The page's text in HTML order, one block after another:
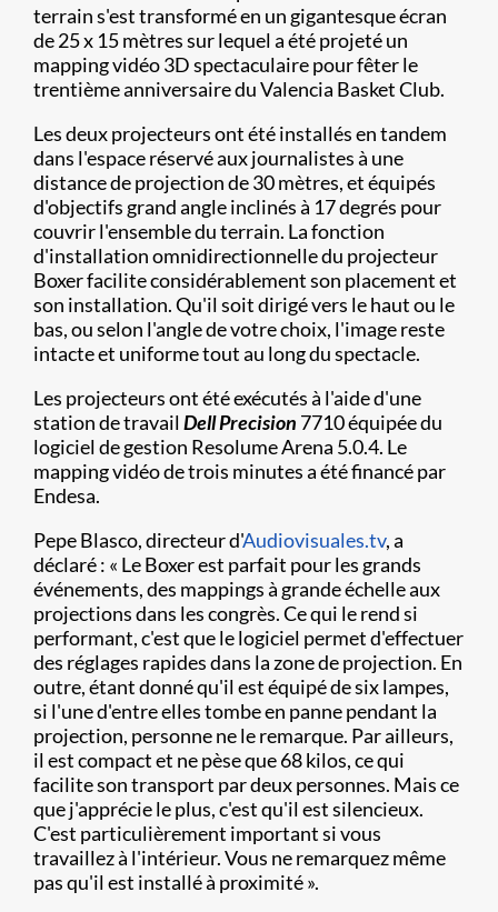
terrain s'est transformé en un gigantesque écran
de 25 x 15 mètres sur lequel a été projeté un
mapping vidéo 3D spectaculaire pour fêter le
trentième anniversaire du Valencia Basket Club.
Les deux projecteurs ont été installés en tandem
dans l'espace réservé aux journalistes à une
distance de projection de 30 mètres, et équipés
d'objectifs grand angle inclinés à 17 degrés pour
couvrir l'ensemble du terrain. La fonction
d'installation omnidirectionnelle du projecteur
Boxer facilite considérablement son placement et
son installation. Qu'il soit dirigé vers le haut ou le
bas, ou selon l'angle de votre choix, l'image reste
intacte et uniforme tout au long du spectacle.
Les projecteurs ont été exécutés à l'aide d'une
station de travailDell Precision 7710 équipée du
logiciel de gestion Resolume Arena 5.0.4. Le
mapping vidéo de trois minutes a été financé par
Endesa.
Pepe Blasco, directeur d'Audiovisuales.tv, a
déclaré : « Le Boxer est parfait pour les grands
événements, des mappings à grande échelle aux
projections dans les congrès. Ce qui le rend si
performant, c'est que le logiciel permet d'effectuer
des réglages rapides dans la zone de projection. En
outre, étant donné qu'il est équipé de six lampes,
si l'une d'entre elles tombe en panne pendant la
projection, personne ne le remarque. Par ailleurs,
il est compact et ne pèse que 68 kilos, ce qui
facilite son transport par deux personnes. Mais ce
que j'apprécie le plus, c'est qu'il est silencieux.
C'est particulièrement important si vous
travaillez à l'intérieur. Vous ne remarquez même
pas qu'il est installé à proximité ».